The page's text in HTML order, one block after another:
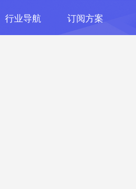
行业导航 订阅方案